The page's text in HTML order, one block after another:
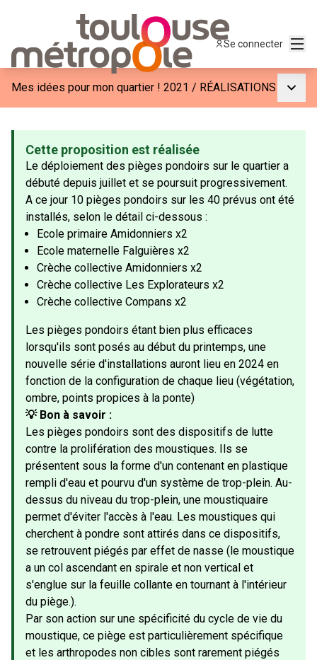
Se connecter
Mes idées pour mon quartier ! 2021 / RÉALISATIONS
Cette proposition est réalisée
Le déploiement des pièges pondoirs sur le quartier a
débuté depuis juillet et se poursuit progressivement.
A ce jour 10 pièges pondoirs sur les 40 prévus ont été
installés, selon le détail ci-dessous :
Ecole primaire Amidonniers x2
Ecole maternelle Falguières x2
Crèche collective Amidonniers x2
Crèche collective Les Explorateurs x2
Crèche collective Compans x2
Les pièges pondoirs étant bien plus efficaces
lorsqu'ils sont posés au début du printemps, une
nouvelle série d'installations auront lieu en 2024 en
fonction de la configuration de chaque lieu (végétation,
ombre, points propices à la ponte)
💡 Bon à savoir :
Les pièges pondoirs sont des dispositifs de lutte
contre la prolifération des moustiques. Ils se
présentent sous la forme d'un contenant en plastique
rempli d'eau et pourvu d'un système de trop-plein. Au-
dessus du niveau du trop-plein, une moustiquaire
permet d'éviter l'accès à l'eau. Les moustiques qui
cherchent à pondre sont attirés dans ce dispositifs,
se retrouvent piégés par effet de nasse (le moustique
a un col ascendant en spirale et non vertical et
s'englue sur la feuille collante en tournant à l'intérieur
du piège.).
Par son action sur une spécificité du cycle de vie du
moustique, ce piège est particulièrement spécifique
et les arthropodes non cibles sont rarement piégés